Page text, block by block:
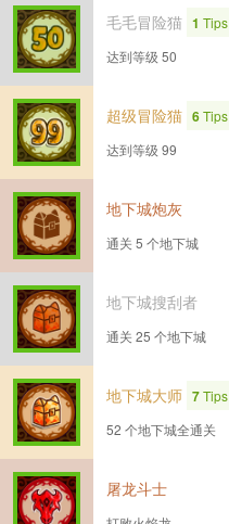
毛毛冒险猫 1 Tips
达到等级 50
超级冒险猫 6Tips
达到等级 99
地下城炮灰
通关 5 个地下城
地下城搜刮者
通关 25 个地下城
地下城大师 7Tips
52 个地下城全通关
屠龙斗士